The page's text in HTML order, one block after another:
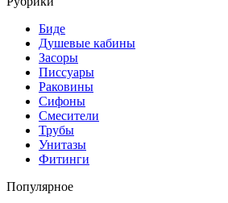
Биде
Душевые кабины
Засоры
Писсуары
Раковины
Сифоны
Смесители
Трубы
Унитазы
Фитинги
Популярное